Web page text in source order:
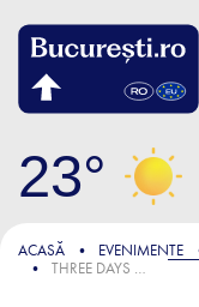
23
ACASĂ EVENIMENTE
THREE DAYS GRACE, CASKETS & BLACK GOLD @ SHINE FESTIVAL LA ROMEXPO